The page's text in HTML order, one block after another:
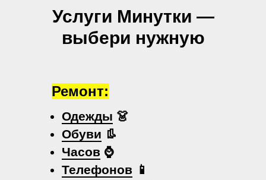
Услуги Минутки —
выбери нужную
Одежды 👗
Обуви 👢
Часов ⌚
Телефонов 📱
Ремонт: